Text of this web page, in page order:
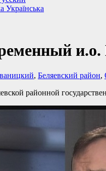
Українська
, Беляевский район,
районной